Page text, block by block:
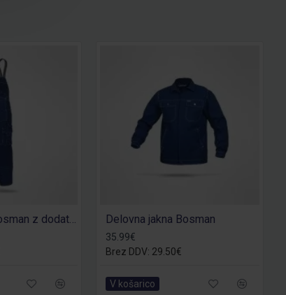
Farmer hlače Bosman z dodatnimi žepi Delovna jakna Bosman
35.99€
Brez DDV: 29.50€
V košarico